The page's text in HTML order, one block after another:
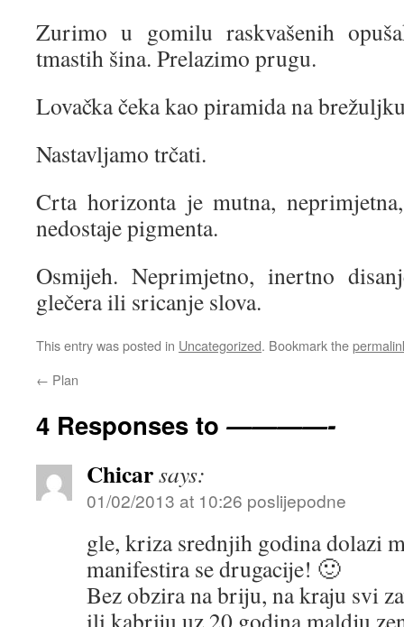
Zurimo u gomilu raskvašenih
tmastih šina. Prelazimo prugu.
Lovačka čeka kao piramida na
Nastavljamo trčati.
Crta horizonta je mutna,
nedostaje pigmenta.
Osmijeh. Neprimjetno, inertno
glečera ili sricanje slova.
This entry was posted in Uncategorized. Bookmark the
← Plan
4 Responses to ————-
Chicarsays:
01/02/2013 at 10:26 poslijepodne
gle, kriza srednjih godina dolazi
manifestira se drugacije! 🙂
Bez obzira na briju, na kraju svi
ili kabriju uz 20 godina maldju